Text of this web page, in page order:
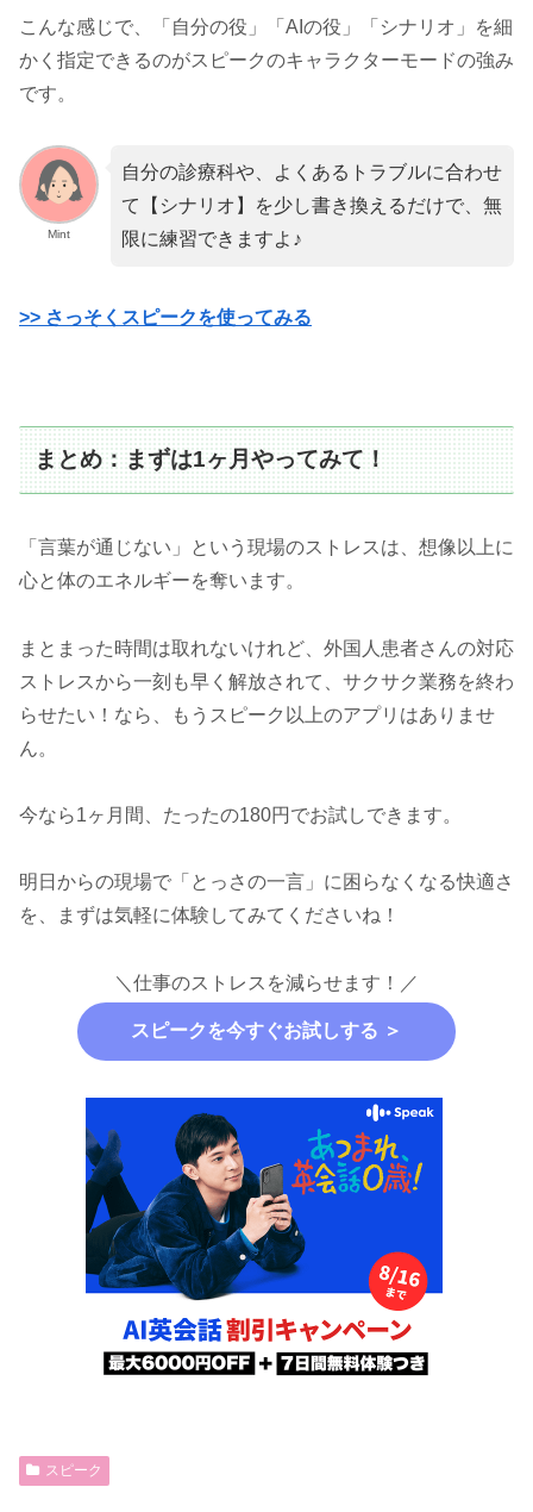
こんな感じで、「自分の役」「AIの役」「シナリオ」を細
かく指定できるのがスピークのキャラクターモードの強み
です。
Mint
自分の診療科や、よくあるトラブルに合わせ
て【シナリオ】を少し書き換えるだけで、無
限に練習できますよ♪
>> さっそくスピークを使ってみる
まとめ：まずは1ヶ月やってみて！
「言葉が通じない」という現場のストレスは、想像以上に
心と体のエネルギーを奪います。
まとまった時間は取れないけれど、外国人患者さんの対応
ストレスから一刻も早く解放されて、サクサク業務を終わ
らせたい！なら、もうスピーク以上のアプリはありませ
ん。
今なら1ヶ月間、たったの180円でお試しできます。
明日からの現場で「とっさの一言」に困らなくなる快適さ
を、まずは気軽に体験してみてくださいね！
＼仕事のストレスを減らせます！／
スピークを今すぐお試しする ＞
スピーク